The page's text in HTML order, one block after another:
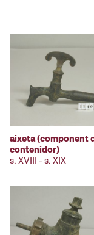
aixeta (component
contenidor)
s. XVIII - s. XIX